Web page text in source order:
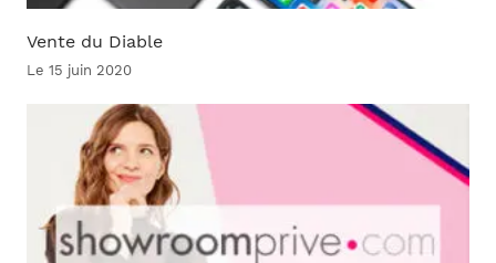
Vente du Diable
Le 15 juin 2020